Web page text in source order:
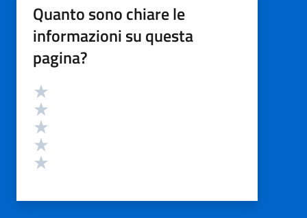
Quanto sono chiare le
informazioni su questa
pagina?
Valutazione